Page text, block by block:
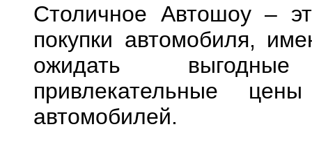
Столичное Автошоу –
покупки автомобиля,
ожидать
привлекательные
автомобилей.